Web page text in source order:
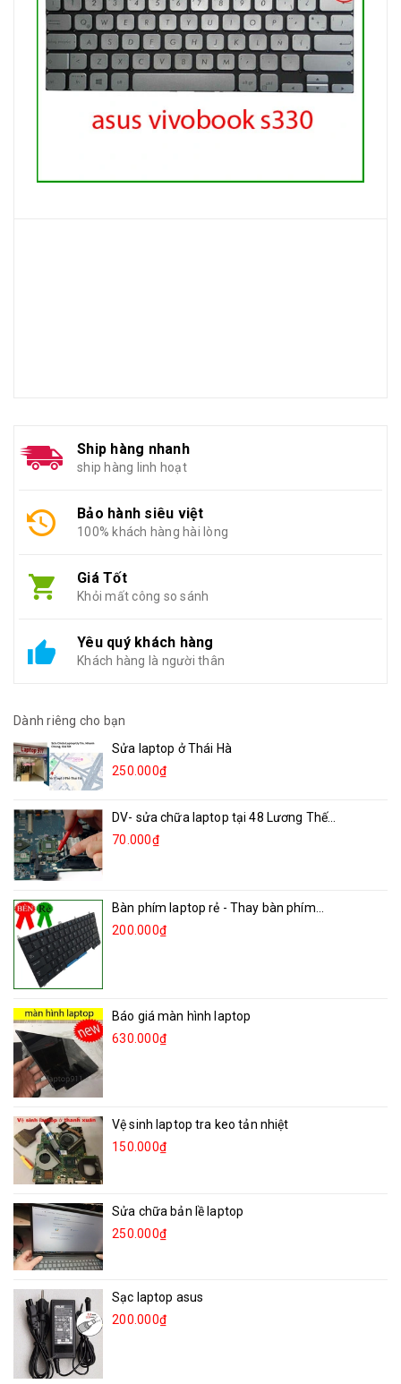
Ship hàng nhanh
ship hàng linh hoạt
Bảo hành siêu việt
100% khách hàng hài lòng
Giá Tốt
Khỏi mất công so sánh
Yêu quý khách hàng
Khách hàng là người thân
Dành riêng cho bạn
Sửa laptop ở Thái Hà
250.000₫
DV- sửa chữa laptop tại 48 Lương Thế...
70.000₫
Bàn phím laptop rẻ - Thay bàn phím...
200.000₫
Báo giá màn hình laptop
630.000₫
Vệ sinh laptop tra keo tản nhiệt
150.000₫
Sửa chữa bản lề laptop
250.000₫
Sạc laptop asus
200.000₫